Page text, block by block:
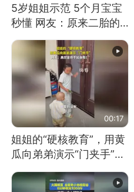
5岁姐姐示范 5个月宝宝
秒懂 网友：原来二胎的
快乐长这样
00:17
姐姐的“硬核教育”，用黄
瓜向弟弟演示“门夹手”，
网友：果然言传不如身
教！